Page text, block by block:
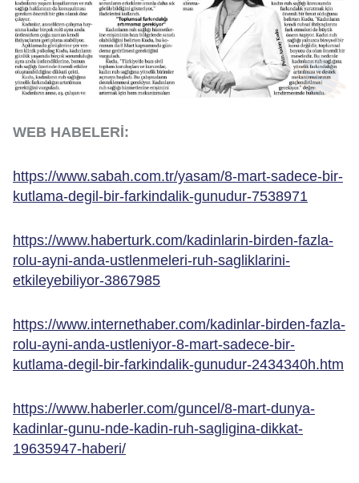
WEB HABELERİ:
https://www.sabah.com.tr/yasam/8-mart-sadece-bir-
kutlama-degil-bir-farkindalik-gunudur-7538971
https://www.haberturk.com/kadinlarin-birden-fazla-
rolu-ayni-anda-ustlenmeleri-ruh-sagliklarini-
etkileyebiliyor-3867985
https://www.internethaber.com/kadinlar-birden-fazla-
rolu-ayni-anda-ustleniyor-8-mart-sadece-bir-
kutlama-degil-bir-farkindalik-gunudur-2434340h.htm
https://www.haberler.com/guncel/8-mart-dunya-
kadinlar-gunu-nde-kadin-ruh-sagligina-dikkat-
19635947-haberi/